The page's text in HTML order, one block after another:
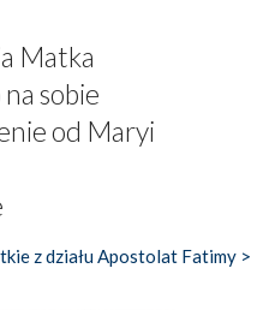
Matka
sobie
od Maryi
z działu Apostolat Fatimy >